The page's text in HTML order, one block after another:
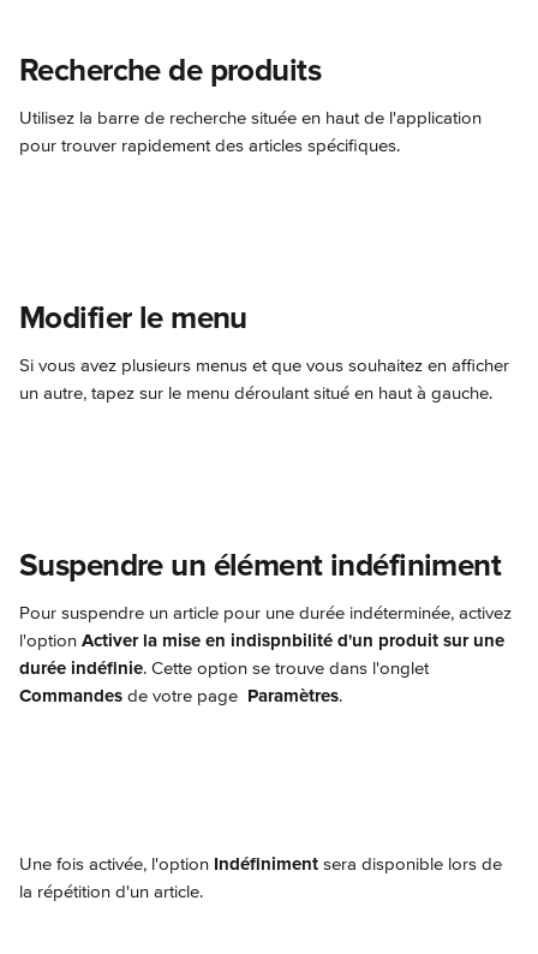
Recherche de produits
Utilisez la barre de recherche située en haut de l'application
pour trouver rapidement des articles spécifiques.
Modifier le menu
Si vous avez plusieurs menus et que vous souhaitez en afficher
un autre, tapez sur le menu déroulant situé en haut à gauche.
Suspendre un élément indéfiniment
Pour suspendre un article pour une durée indéterminée, activez
l'option Activer la mise en indispnbilité d'un produit sur une
durée indéfinie. Cette option se trouve dans l'onglet
Commandes de votre page Paramètres.
Une fois activée, l'option Indéfiniment sera disponible lors de
la répétition d'un article.